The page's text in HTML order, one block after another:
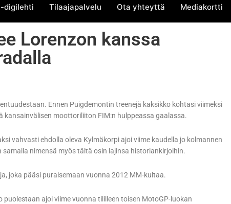
digilehti Tilaajapalvelu Ota yhteyttä Mediakortti
Lorenzon kanssa
Ennen Puigdemontin treenejä kaksikko kohtasi viimeksi
moottoriliiton FIM:n hulppeassa gaalassa.
vahvasti ehdolla oleva Kylmäkorpi ajoi viime kaudella jo kolmannen
nimensä myös tältä osin lajinsa historiankirjoihin.
joka pääsi puraisemaan vuonna 2012 MM-kultaa.
ajoi viime vuonna tililleen toisen MotoGP-luokan